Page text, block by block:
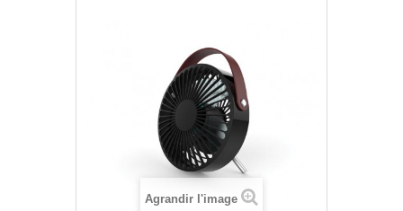
Agrandir l'image